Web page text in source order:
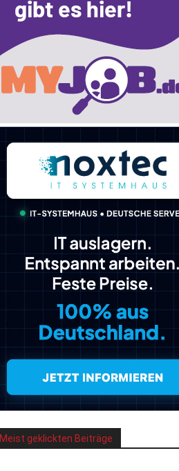
Meist geklickten Beiträge